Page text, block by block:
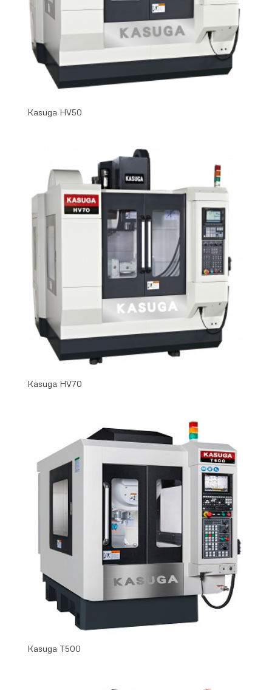
Kasuga HV50
Kasuga HV70
Kasuga T500